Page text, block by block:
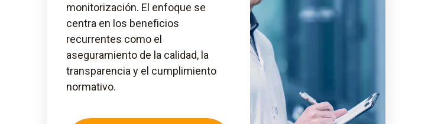
monitorización. El enfoque se
centra en los beneficios
recurrentes como el
aseguramiento de la calidad, la
transparencia y el cumplimiento
normativo.